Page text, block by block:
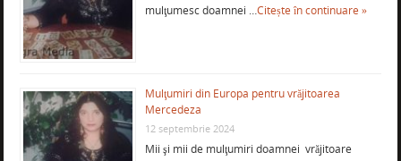
mulţumesc doamnei …Citește în continuare »
Mulţumiri din Europa pentru vrăjitoarea
Mercedeza
12 septembrie 2024
Mii şi mii de mulţumiri doamnei vrăjitoare